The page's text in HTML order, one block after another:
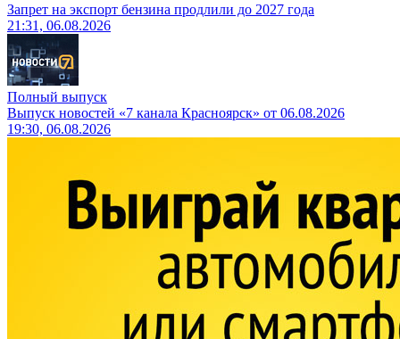
Запрет на экспорт бензина продлили до 2027 года
21:31, 06.08.2026
Полный выпуск
Выпуск новостей «7 канала Красноярск» от 06.08.2026
19:30, 06.08.2026